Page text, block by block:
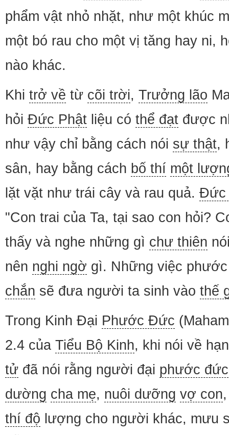
phẩm vật nhỏ nhặt, như một khúc
một bó rau cho một vị tăng hay ni,
nào khác.
Khi trở về từ cõi trời, Trưởng lão
hỏi Đức Phật liệu có thể đạt được
như vậy chỉ bằng cách nói sự thật,
sân, hay bằng cách bố thí một
lặt vặt như trái cây và rau quả. Đức
"Con trai của Ta, tại sao con hỏi?
thấy và nghe những gì chư thiên
nên nghi ngờ gì. Những việc
chắn sẽ đưa người ta sinh vào thế
Trong Kinh Đại Phước Đức
2.4 của Tiểu Bộ Kinh, khi nói về
tử đã nói rằng người đại phước đức
dường cha mẹ, nuôi dưỡng vợ con
thí độ lượng cho người khác, mưu